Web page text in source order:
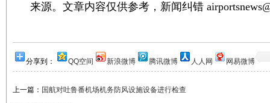
来源。文章内容仅供参考，新闻纠错
分享到： QQ空间 新浪微博 腾讯微博 人人网 网易微博
上一篇： 国航对吐鲁番机场机务防风设施设备进行检查